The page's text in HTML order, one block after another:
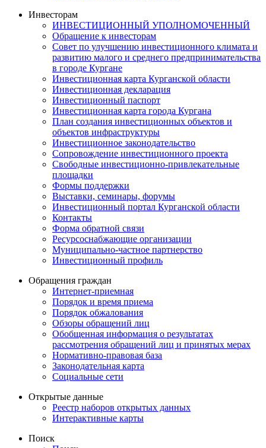
Инвесторам
ИНВЕСТИЦИОННЫЙ УПОЛНОМОЧЕННЫЙ
Обращение к инвесторам
Совет по улучшению инвестиционного климата и
развитию малого и среднего предпринимательства
в городе Кургане
Инвестиционная карта Курганской области
Инвестиционная декларация
Инвестиционный паспорт
Инвестиционная карта города Кургана
План создания инвестиционных объектов и
объектов инфраструктуры
Инвестиционное законодательство
Сопровождение инвестиционного проекта
Свободные инвестиционно-привлекательные
площадки
Формы поддержки
Выставки, семинары, форумы
Инвестиционный портал Курганской области
Контакты
Форма обратной связи
Ресурсоснабжающие организации
Муниципально-частное партнерство
Инвестиционный профиль
Обращения граждан
Интернет-приемная
Порядок и время приема
Порядок обжалования
Обзоры обращений лиц
Обобщенная информация о результатах
рассмотрения обращений лиц и принятых мерах
Нормативно-правовая база
Законодательная карта
Социальные сети
Открытые данные
Реестр наборов открытых данных
Интерактивные карты
Поиск